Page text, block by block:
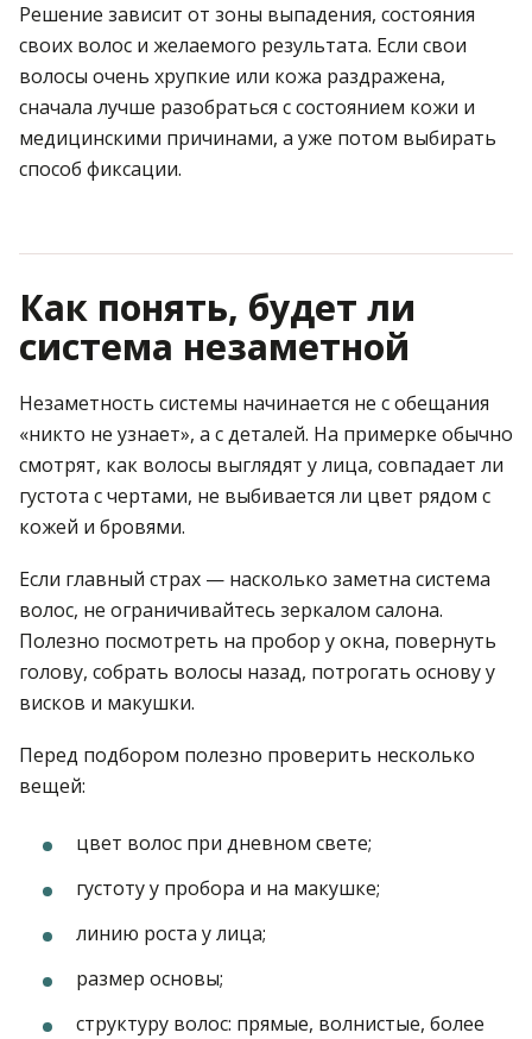
Решение зависит от зоны выпадения, состояния
своих волос и желаемого результата. Если свои
волосы очень хрупкие или кожа раздражена,
сначала лучше разобраться с состоянием кожи и
медицинскими причинами, а уже потом выбирать
способ фиксации.
Как понять, будет ли
система незаметной
Незаметность системы начинается не с обещания
«никто не узнает», а с деталей. На примерке обычно
смотрят, как волосы выглядят у лица, совпадает ли
густота с чертами, не выбивается ли цвет рядом с
кожей и бровями.
Если главный страх — насколько заметна система
волос, не ограничивайтесь зеркалом салона.
Полезно посмотреть на пробор у окна, повернуть
голову, собрать волосы назад, потрогать основу у
висков и макушки.
Перед подбором полезно проверить несколько
вещей:
цвет волос при дневном свете;
густоту у пробора и на макушке;
линию роста у лица;
размер основы;
структуру волос: прямые, волнистые, более